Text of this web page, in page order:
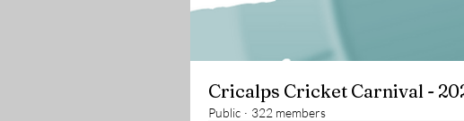
Cricalps Cricket Carnival -
Public · 322 members